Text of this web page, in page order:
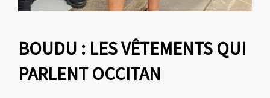
BOUDU : LES VÊTEMENTS QUI
PARLENT OCCITAN